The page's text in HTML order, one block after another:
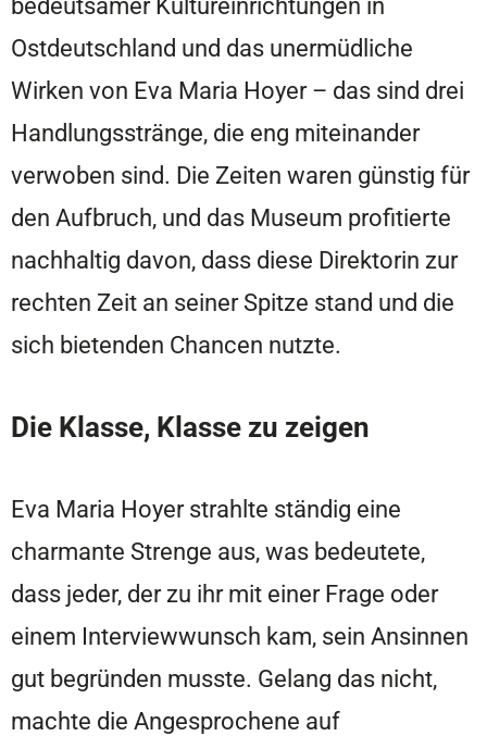
bedeutsamer Kultureinrichtungen in
Ostdeutschland und das unermüdliche
Wirken von Eva Maria Hoyer – das sind drei
Handlungsstränge, die eng miteinander
verwoben sind. Die Zeiten waren günstig für
den Aufbruch, und das Museum profitierte
nachhaltig davon, dass diese Direktorin zur
rechten Zeit an seiner Spitze stand und die
sich bietenden Chancen nutzte.
Die Klasse, Klasse zu zeigen
Eva Maria Hoyer strahlte ständig eine
charmante Strenge aus, was bedeutete,
dass jeder, der zu ihr mit einer Frage oder
einem Interviewwunsch kam, sein Ansinnen
gut begründen musste. Gelang das nicht,
machte die Angesprochene auf